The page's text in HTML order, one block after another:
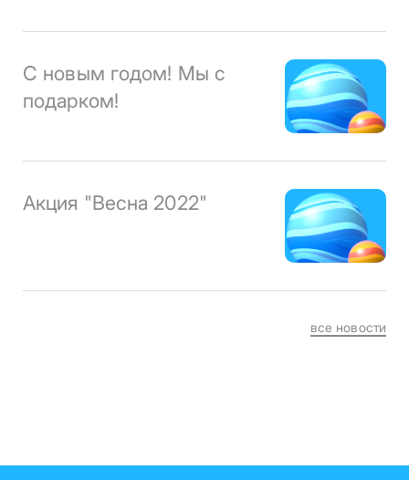
С новым годом! Мы с
подарком!
Акция "Весна 2022"
все новости